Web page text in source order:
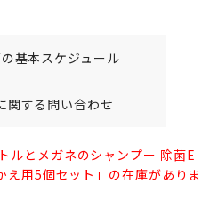
基本スケジュール
関する問い合わせ
ルとメガネのシャンプー 除菌E
え用5個セット」の在庫がありま